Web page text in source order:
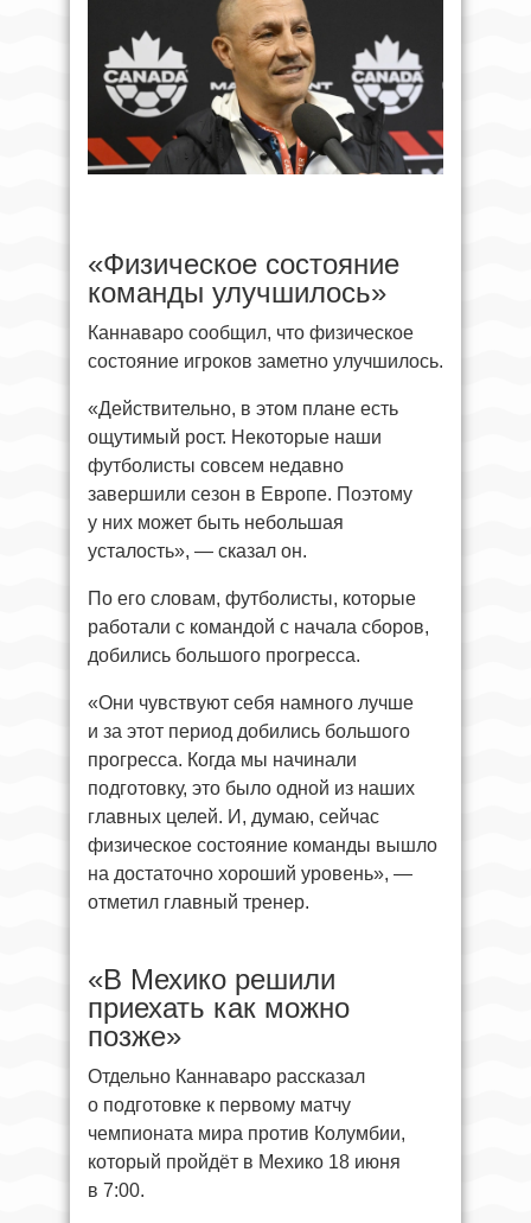
«Физическое состояние
команды улучшилось»
Каннаваро сообщил, что физическое
состояние игроков заметно улучшилось.
«Действительно, в этом плане есть
ощутимый рост. Некоторые наши
футболисты совсем недавно
завершили сезон в Европе. Поэтому
у них может быть небольшая
усталость», — сказал он.
По его словам, футболисты, которые
работали с командой с начала сборов,
добились большого прогресса.
«Они чувствуют себя намного лучше
и за этот период добились большого
прогресса. Когда мы начинали
подготовку, это было одной из наших
главных целей. И, думаю, сейчас
физическое состояние команды вышло
на достаточно хороший уровень», —
отметил главный тренер.
«В Мехико решили
приехать как можно
позже»
Отдельно Каннаваро рассказал
о подготовке к первому матчу
чемпионата мира против Колумбии,
который пройдёт в Мехико 18 июня
в 7:00.